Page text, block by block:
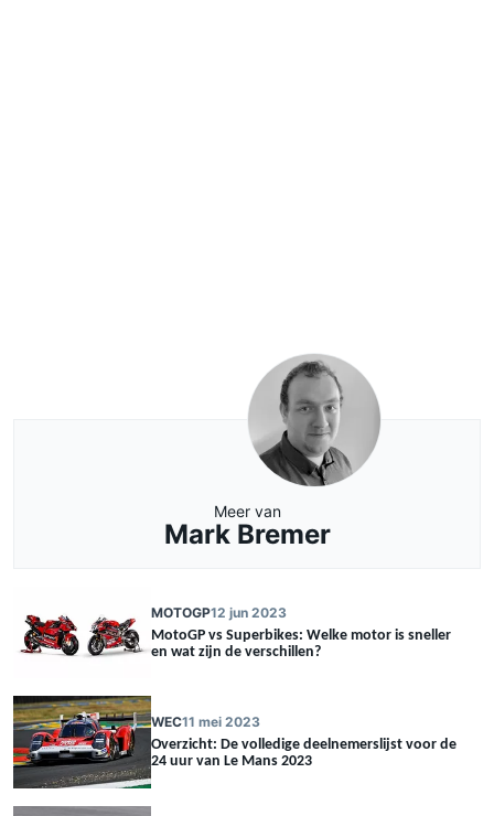
Meer van
Mark Bremer
MOTOGP12 jun 2023
MotoGP vs Superbikes: Welke motor is sneller
en wat zijn de verschillen?
WEC11 mei 2023
Overzicht: De volledige deelnemerslijst voor de
24 uur van Le Mans 2023